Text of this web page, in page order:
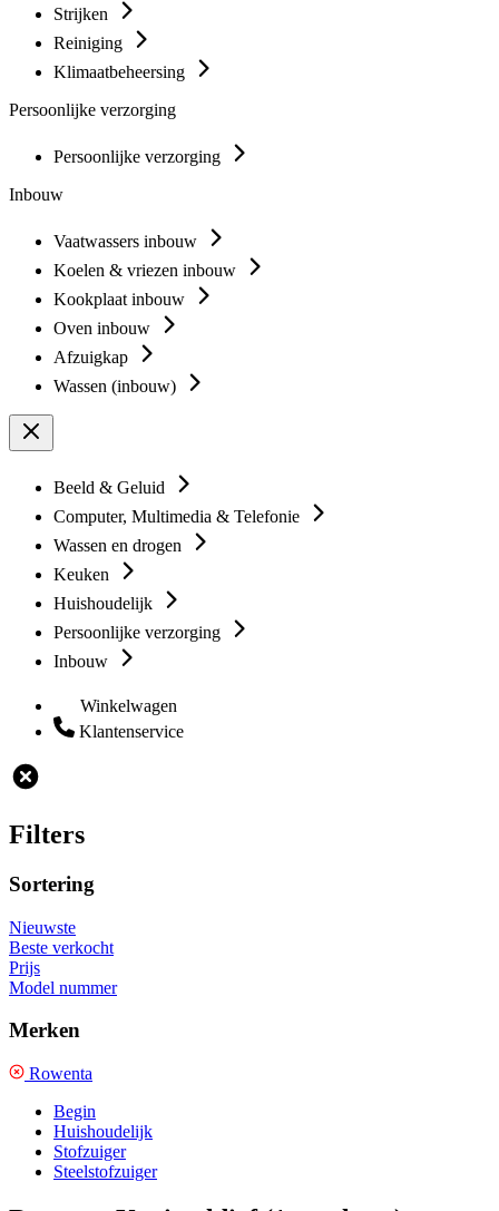
Strijken
Reiniging
Klimaatbeheersing
Persoonlijke verzorging
Persoonlijke verzorging
Inbouw
Vaatwassers inbouw
Koelen & vriezen inbouw
Kookplaat inbouw
Oven inbouw
Afzuigkap
Wassen (inbouw)
Beeld & Geluid
Computer, Multimedia & Telefonie
Wassen en drogen
Keuken
Huishoudelijk
Persoonlijke verzorging
Inbouw
Winkelwagen
Klantenservice
Filters
Sortering
Nieuwste
Beste verkocht
Prijs
Model nummer
Merken
Rowenta
Begin
Huishoudelijk
Stofzuiger
Steelstofzuiger